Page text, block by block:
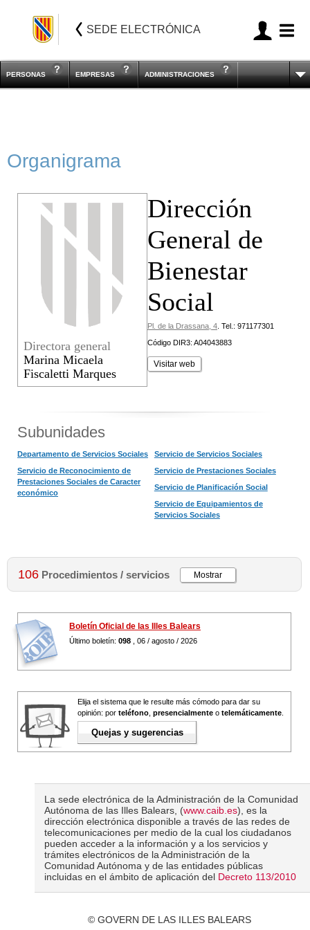
SEDE ELECTRÓNICA
PERSONAS EMPRESAS ADMINISTRACIONES
Organigrama
Directora general
Marina Micaela
Fiscaletti Marques
Dirección
General de
Bienestar
Social
Pl. de la Drassana, 4 Tel.: 971177301
Código DIR3: A04043883
Visitar web
Subunidades
Departamento de Servicios Sociales
Servicio de Servicios Sociales
Servicio de Reconocimiento de
Prestaciones Sociales de Caracter
económico
Servicio de Prestaciones Sociales
Servicio de Planificación Social
Servicio de Equipamientos de
Servicios Sociales
106 Procedimientos / servicios Mostrar
Boletín Oficial de las Illes Balears
Último boletín: 098 , 06 / agosto / 2026
Elija el sistema que le resulte más cómodo para dar su
opinión: por teléfono presencialmente o telemáticamente
Quejas y sugerencias
La sede electrónica de la Administración de la Comunidad
Autónoma de las Illes Balears, (www.caib.es), es la
dirección electrónica disponible a través de las redes de
telecomunicaciones per medio de la cual los ciudadanos
pueden acceder a la información y a los servicios y
trámites electrónicos de la Administración de la
Comunidad Autónoma y de las entidades públicas
incluidas en el ámbito de aplicación del Decreto 113/2010
© GOVERN DE LAS ILLES BALEARS